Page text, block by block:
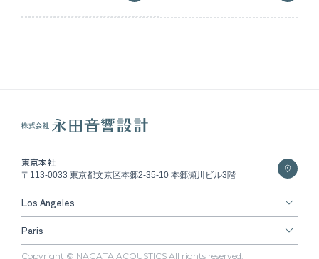
東京本社
〒113-0033 東京都文京区本郷2-35-10 本郷瀬川ビル3階
Los Angeles
Paris
Copyright © NAGATA ACOUSTICS All rights reserved.